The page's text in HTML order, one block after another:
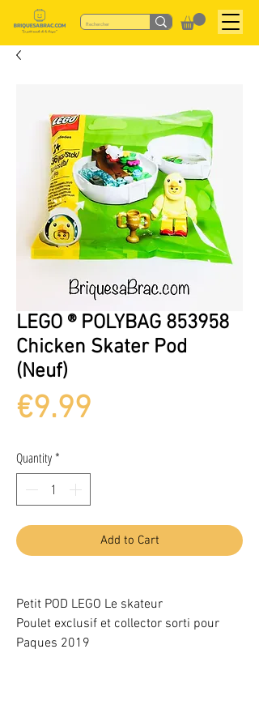
LEGO ® POLYBAG 853958
Chicken Skater Pod
(Neuf)
€9.99
Quantity*
Add to Cart
Petit POD LEGO Le skateur
Poulet exclusif et collector sorti pour
Paques 2019